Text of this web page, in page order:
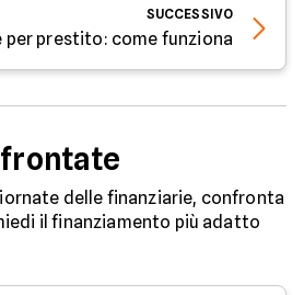
SUCCESSIVO
per prestito: come funziona
delle finanziarie, confronta
il finanziamento più adatto